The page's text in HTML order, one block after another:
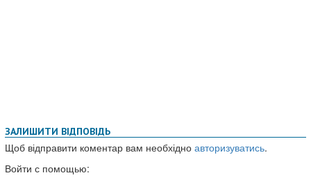
ЗАЛИШИТИ ВІДПОВІДЬ
Щоб відправити коментар вам необхідно авторизуватись.
Войти с помощью: